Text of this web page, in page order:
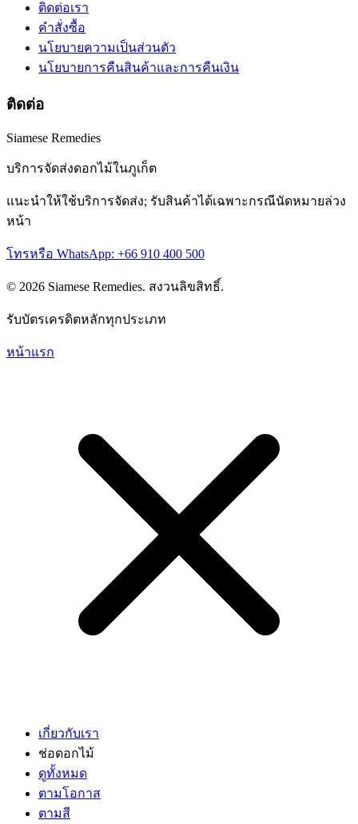
ติดต่อเรา
คำสั่งซื้อ
นโยบายความเป็นส่วนตัว
นโยบายการคืนสินค้าและการคืนเงิน
ติดต่อ
Siamese Remedies
บริการจัดส่งดอกไม้ในภูเก็ต
แนะนำให้ใช้บริการจัดส่ง; รับสินค้าได้เฉพาะกรณีนัดหมายล่วง
หน้า
โทรหรือ WhatsApp: +66 910 400 500
© 2026 Siamese Remedies. สงวนลิขสิทธิ์.
รับบัตรเครดิตหลักทุกประเภท
หน้าแรก
เกี่ยวกับเรา
ช่อดอกไม้
ดูทั้งหมด
ตามโอกาส
ตามสี